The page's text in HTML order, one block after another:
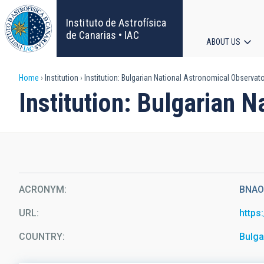
Skip
to
main
content
Instituto de Astrofísica
de Canarias • IAC
ABOUT US
Breadcrumb
Home Institution Institution: Bulgarian National Astronomical
Institution: Bulgarian
ACRONYM BNAO
URL
COUNTRY